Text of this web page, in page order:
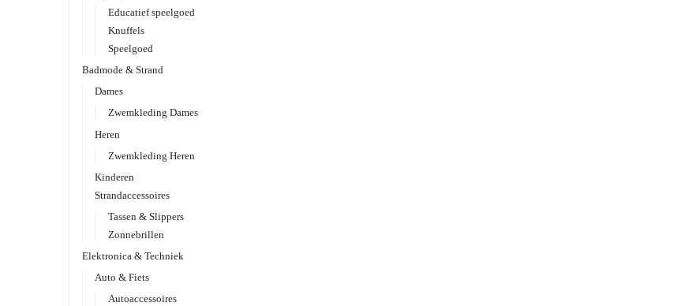
Educatief speelgoed
Knuffels
Speelgoed
Badmode & Strand
Dames
Zwemkleding Dames
Heren
Zwemkleding Heren
Kinderen
Strandaccessoires
Tassen & Slippers
Zonnebrillen
Elektronica & Techniek
Auto & Fiets
Autoaccessoires